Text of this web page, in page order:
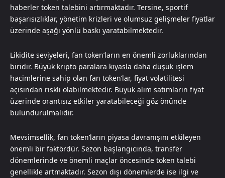
haberler token talebini artırmaktadır. Tersine, sportif
başarısızlıklar, yönetim krizleri ve olumsuz gelişmeler fiyatlar
üzerinde aşağı yönlü baskı yaratabilmektedir.
Likidite seviyeleri, fan token’ların en önemli zorluklarından
biridir. Büyük kripto paralara kıyasla daha düşük işlem
hacimlerine sahip olan fan token’lar, fiyat volatilitesi
açısından riskli olabilmektedir. Büyük alım satımların fiyat
üzerinde orantısız etkiler yaratabileceği göz önünde
bulundurulmalıdır.
Mevsimsellik, fan token’ların piyasa davranışını etkileyen
önemli bir faktördür. Sezon başlangıcında, transfer
dönemlerinde ve önemli maçlar öncesinde token talebi
genellikle artmaktadır. Sezon dışı dönemlerde ise ilgi ve